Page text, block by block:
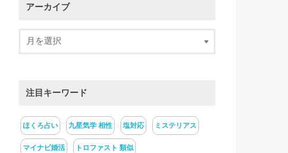
アーカイブ
注目キーワード
ほくろ占い 九星気学 相性 塩対応 ミステリアス
マイナビ婚活 トロファスト 類似